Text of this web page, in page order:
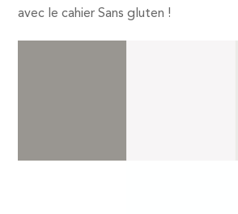
avec le cahier Sans gluten !